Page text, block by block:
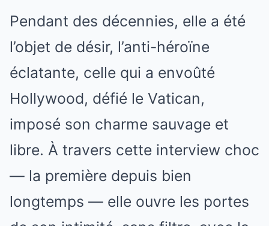
Pendant des décennies, elle a été
l’objet de désir, l’anti-héroïne
éclatante, celle qui a envoûté
Hollywood, défié le Vatican,
imposé son charme sauvage et
libre. À travers cette interview choc
— la première depuis bien
longtemps — elle ouvre les portes